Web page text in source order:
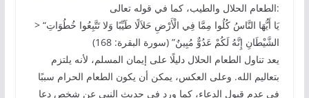
الطعام الحلال والطيب، كما في قوله تعالى:
> “يَا أَيُّهَا النَّاسُ كُلُوا مِمَّا فِي الْأَرْضِ حَلاَلًا طَيِّبًا وَلا تَتَّبِعُوا خُطُوَاتِ
الشَّيْطَانِ إِنَّهُ لَكُمْ عَدُوٌّ مُبِينٌ” (سورة البقرة: 168)
يعد تناول الطعام الحلال دليلًا على إيمان المسلم، لأنه يلتزم
بتعاليم الله. وعلى العكس، يمكن أن يكون الطعام الحرام سببًا
في عدم قبول الدعاء، كما ورد في حديث النبي عن شخص دعا